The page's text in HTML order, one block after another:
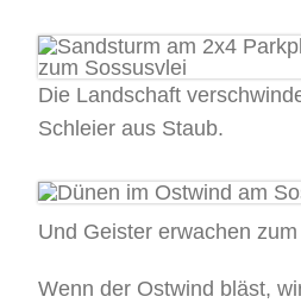
Die Landschaft
Schleier aus Staub.
Und Geister erwachen
Wenn der Ostwind bläst,